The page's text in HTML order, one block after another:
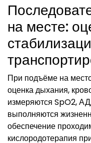
на месте:
При подъёме на
оценка дыхания,
измеряются SpO2,
выполняются
обеспечение
кислородотерапия